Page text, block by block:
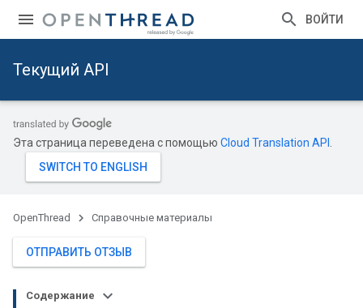
ВОЙТИ
Текущий API
Эта страница переведена с помощью Cloud Translation API
OpenThread Справочные материалы
ОТПРАВИТЬ ОТЗЫВ
Содержание